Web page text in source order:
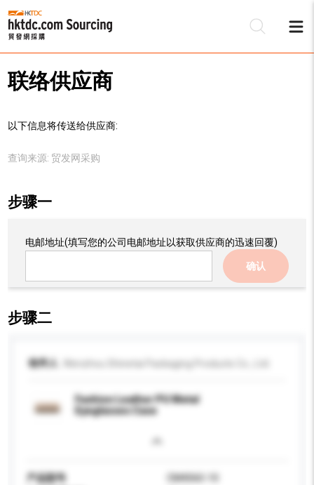
联络供应商
以下信息将传送给供应商:
查询来源: 贸发网采购
步骤一
电邮地址(填写您的公司电邮地址以获取供应商的迅速回覆)
确认
步骤二
收件人
Fashion Leather PU Metal
Eyeglasses Case
产品型号
CM4060-10